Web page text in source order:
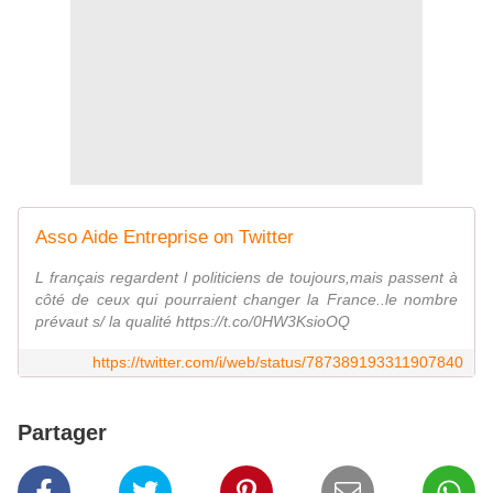
Asso Aide Entreprise on Twitter
L français regardent l politiciens de toujours,mais passent à
côté de ceux qui pourraient changer la France..le nombre
prévaut s/ la qualité https://t.co/0HW3KsioOQ
https://twitter.com/i/web/status/787389193311907840
Partager